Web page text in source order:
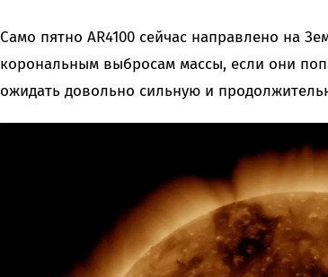
Само пятно AR4100 сейчас направлено на
корональным выбросам массы, если они
ожидать довольно сильную и